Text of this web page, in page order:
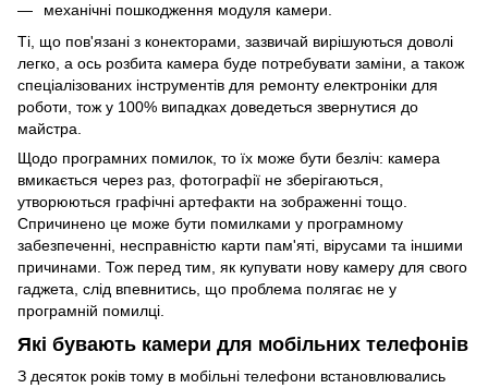
механічні пошкодження модуля камери.
Ті, що пов'язані з конекторами, зазвичай вирішуються доволі
легко, а ось розбита камера буде потребувати заміни, а також
спеціалізованих інструментів для ремонту електроніки для
роботи, тож у 100% випадках доведеться звернутися до
майстра.
Щодо програмних помилок, то їх може бути безліч: камера
вмикається через раз, фотографії не зберігаються,
утворюються графічні артефакти на зображенні тощо.
Спричинено це може бути помилками у програмному
забезпеченні, несправністю карти пам'яті, вірусами та іншими
причинами. Тож перед тим, як купувати нову камеру для свого
гаджета, слід впевнитись, що проблема полягає не у
програмній помилці.
Які бувають камери для мобільних телефонів
З десяток років тому в мобільні телефони встановлювались